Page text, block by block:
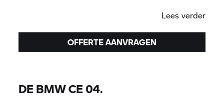
vrije loop en ontdek de grenzeloze vrijheid die op
Lees verder
OFFERTE AANVRAGEN
DE BMW CE 04.